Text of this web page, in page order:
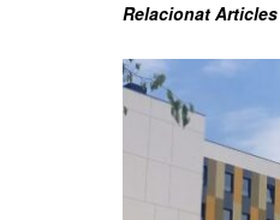
Relacionat Articles